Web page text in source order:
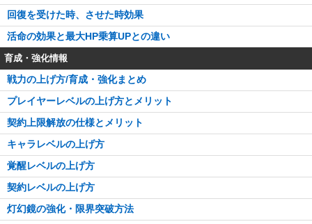
回復を受けた時、させた時効果
活命の効果と最大HP乗算UPとの違い
育成・強化情報
戦力の上げ方/育成・強化まとめ
プレイヤーレベルの上げ方とメリット
契約上限解放の仕様とメリット
キャラレベルの上げ方
覚醒レベルの上げ方
契約レベルの上げ方
灯幻鏡の強化・限界突破方法